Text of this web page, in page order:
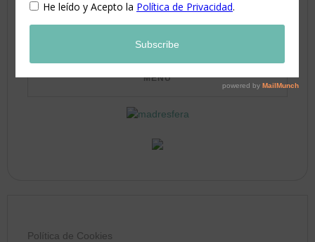
Política de Cookies